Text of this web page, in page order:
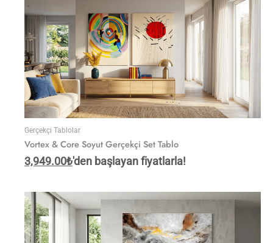
Gerçekçi Tablolar
Vortex & Core Soyut Gerçekçi Set Tablo
3,949.00₺'den başlayan fiyatlarla!